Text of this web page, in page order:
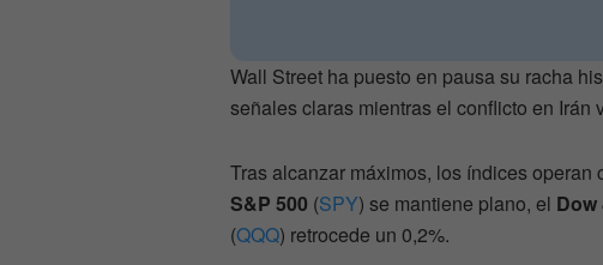
Wall Street ha puesto en pausa su racha
señales claras mientras el conflicto en Irán
Tras alcanzar máximos, los índices
S&P 500 (SPY) se mantiene plano, el
(QQQ) retrocede un 0,2%.